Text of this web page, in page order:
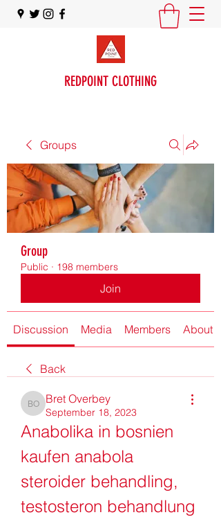
REDPOINT CLOTHING
Groups
Group
Public · 198 members
Join
Discussion Media Members About
Back
Bret Overbey
Bret Overbey
September 18, 2023
Anabolika in bosnien
kaufen anabola
steroider behandling,
testosteron behandlung